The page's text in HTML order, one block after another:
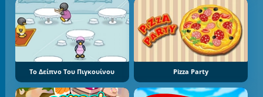
Το Δείπνο Του Πιγκουίνου Pizza Party